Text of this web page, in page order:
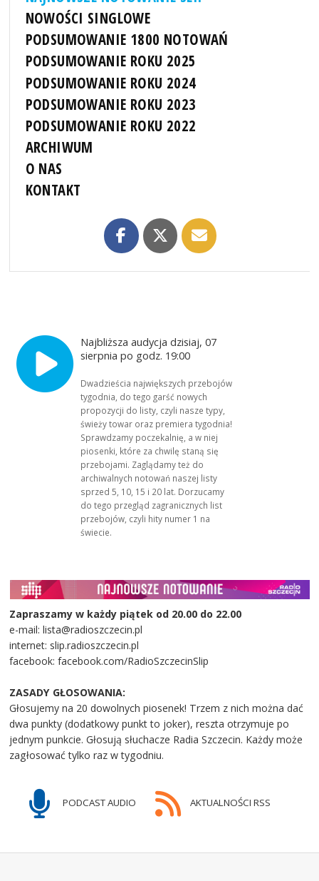
NOWOŚCI SINGLOWE
PODSUMOWANIE 1800 NOTOWAŃ
PODSUMOWANIE ROKU 2025
PODSUMOWANIE ROKU 2024
PODSUMOWANIE ROKU 2023
PODSUMOWANIE ROKU 2022
ARCHIWUM
O NAS
KONTAKT
Najbliższa audycja dzisiaj, 07
sierpnia po godz. 19:00
Dwadzieścia największych przebojów
tygodnia, do tego garść nowych
propozycji do listy, czyli nasze typy,
świeży towar oraz premiera tygodnia!
Sprawdzamy poczekalnię, a w niej
piosenki, które za chwilę staną się
przebojami. Zaglądamy też do
archiwalnych notowań naszej listy
sprzed 5, 10, 15 i 20 lat. Dorzucamy
do tego przegląd zagranicznych list
przebojów, czyli hity numer 1 na
świecie.
Zapraszamy w każdy piątek od 20.00 do 22.00
e-mail: lista@radioszczecin.pl
internet: slip.radioszczecin.pl
facebook: facebook.com/RadioSzczecinSlip
ZASADY GŁOSOWANIA:
Głosujemy na 20 dowolnych piosenek! Trzem z nich można dać
dwa punkty (dodatkowy punkt to joker), reszta otrzymuje po
jednym punkcie. Głosują słuchacze Radia Szczecin. Każdy może
zagłosować tylko raz w tygodniu.
PODCAST AUDIO AKTUALNOŚCI RSS